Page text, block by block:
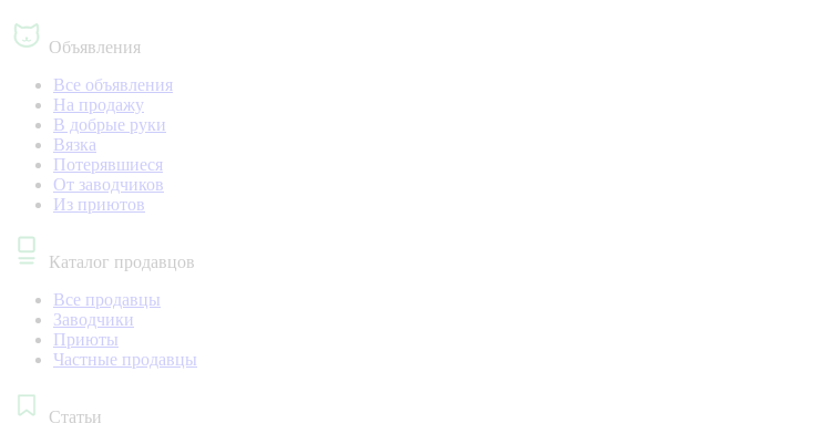
Объявления
Все объявления
На продажу
В добрые руки
Вязка
Потерявшиеся
От заводчиков
Из приютов
Каталог продавцов
Все продавцы
Заводчики
Приюты
Частные продавцы
Статьи